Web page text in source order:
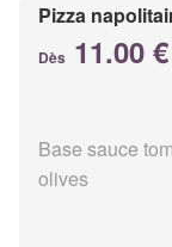
Pizza
Dès 11.00 €
Base sauce
olives